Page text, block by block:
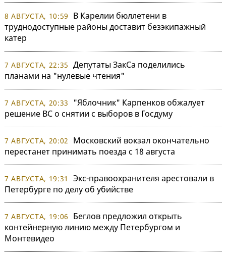
8 АВГУСТА, 10:59
В Карелии бюллетени в
труднодоступные районы доставит безэкипажный
катер
7 АВГУСТА, 22:35 Депутаты ЗакСа поделились
планами на "нулевые чтения"
7 АВГУСТА, 20:33
"Яблочник" Карпенков обжалует
решение ВС о снятии с выборов в Госдуму
7 АВГУСТА, 20:02
Московский вокзал окончательно
перестанет принимать поезда с 18 августа
7 АВГУСТА, 19:31
Экс-правоохранителя арестовали в
Петербурге по делу об убийстве
7 АВГУСТА, 19:06
Беглов предложил открыть
контейнерную линию между Петербургом и
Монтевидео